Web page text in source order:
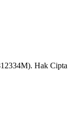
Hak Cipta